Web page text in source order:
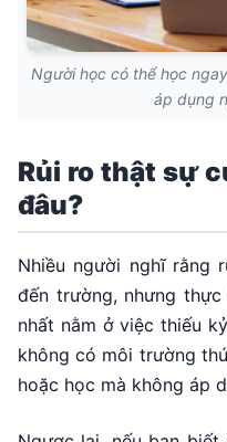
Người học có thể học
áp dụng
Rủi ro thật sự
đâu?
Nhiều người nghĩ rằng
đến trường, nhưng
nhất nằm ở việc thiếu
không có môi trường
hoặc học mà không áp